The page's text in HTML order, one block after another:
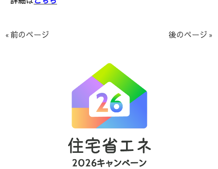
« 前のページ 後のページ »